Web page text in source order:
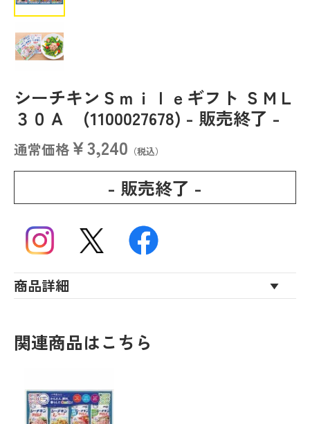
シーチキンＳｍｉｌｅギフト ＳＭＬ
３０Ａ (1100027678) - 販売終了 -
通常価格￥3,240 （税込）
- 販売終了 -
商品詳細
関連商品はこちら